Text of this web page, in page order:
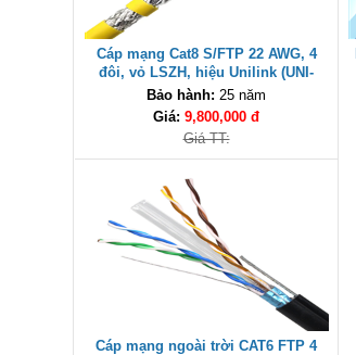
Cáp mạng Cat8 S/FTP 22 AWG, 4
đôi, vỏ LSZH, hiệu Unilink (UNI-
1101-0406) cao cấp
Bảo hành: 25 năm
Giá: 9,800,000 đ
Giá TT:
Cáp mạng ngoài trời CAT6 FTP 4